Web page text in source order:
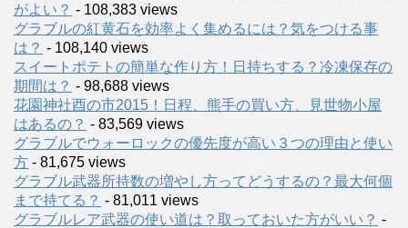
がよい？ - 108,383 views
グラブルの紅黄石を効率よく集めるには？気をつける事
は？ - 108,140 views
スイートポテトの簡単な作り方！日持ちする？冷凍保存の
期間は？ - 98,688 views
花園神社酉の市2015！日程、熊手の買い方、見世物小屋
はあるの？ - 83,569 views
グラブルでウォーロックの優先度が高い３つの理由と使い
方 - 81,675 views
グラブル武器所持数の増やし方ってどうするの？最大何個
まで持てる？ - 81,011 views
グラブルレア武器の使い道は？取っておいた方がいい？ -